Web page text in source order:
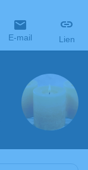
E-mail Lien